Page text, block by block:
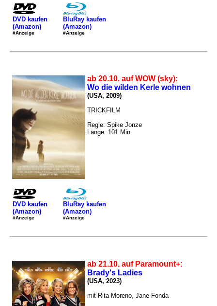
DVD kaufen
(Amazon)
#Anzeige
BluRay kaufen
(Amazon)
#Anzeige
ab 20.10. auf WOW (sky):
Wo die wilden Kerle wohnen
(USA, 2009)
TRICKFILM
Regie: Spike Jonze
Länge: 101 Min.
DVD kaufen
(Amazon)
#Anzeige
BluRay kaufen
(Amazon)
#Anzeige
ab 21.10. auf Paramount+:
Brady's Ladies
(USA, 2023)
mit Rita Moreno, Jane Fonda